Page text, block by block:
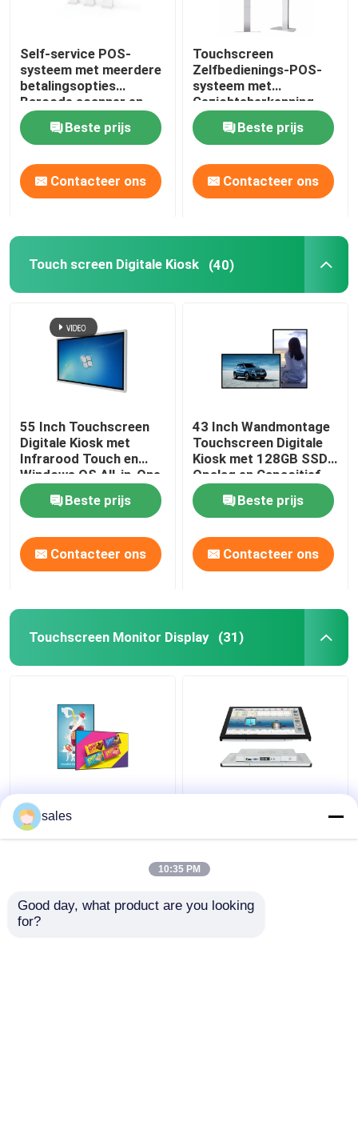
Self-service POS-
systeem met meerdere
betalingsopties
Barcode scanner en
LED-lichten Touch
Screen Kiosk
Beste prijs
Contacteer ons
Touchscreen
Zelfbedienings-POS-
systeem met
Gezichtsherkenning,
LED-verlichting en
21,5/24/27 inch
Scherm
Beste prijs
Contacteer ons
Touch screen Digitale Kiosk (40)
55 Inch Touchscreen
Digitale Kiosk met
Infrarood Touch en
Windows OS All-in-One
Computer
Beste prijs
Contacteer ons
43 Inch Wandmontage
Touchscreen Digitale
Kiosk met 128GB SSD
Opslag en Capacitief
Touch Display
Beste prijs
Contacteer ons
Touchscreen Monitor Display (31)
32 Inch Capacitief
Touchscreen Monitor
Display met IP55-
22 inch IR Touch
Screen Monitor Display
platte scherm
sales
10:35 PM
Good day, what product are you looking
for?